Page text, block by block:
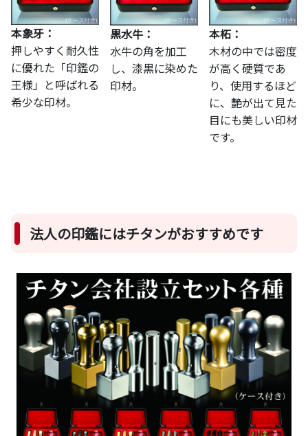
本象牙：
押しやすく耐久性
に優れた「印鑑の
王様」と呼ばれる
希少な印材。
黒水牛：
水牛の角を加工
し、漆黒に染めた
印材。
本柘：
木材の中では密度
が高く硬質であ
り、使用するほど
に、艶が出て見た
目にも美しい印材
です。
法人の印鑑にはチタンがおすすめです